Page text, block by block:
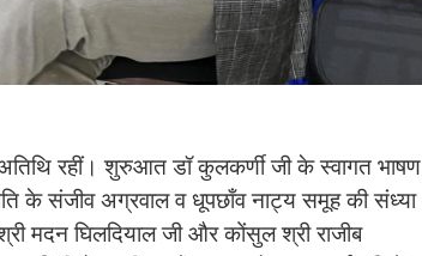
रहीं। शुरुआत डॉ कुलकर्णी जी के स्वागत भाषण
के संजीव अग्रवाल व धूपछाँव नाट्य समूह की संध्या
मदन घिलदियाल जी और कोंसुल श्री राजीब